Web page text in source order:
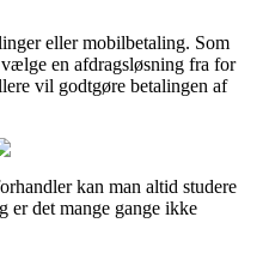
eller mobilbetaling. Som
en afdragsløsning fra for
vil godtgøre betalingen af
kan man altid studere
er det mange gange ikke